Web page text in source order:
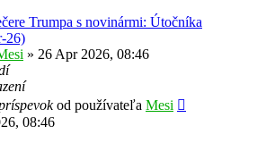
Trumpa s novinármi: Útočníka
26)
» 26 Apr 2026, 08:46
od používateľa Mesi
08:46